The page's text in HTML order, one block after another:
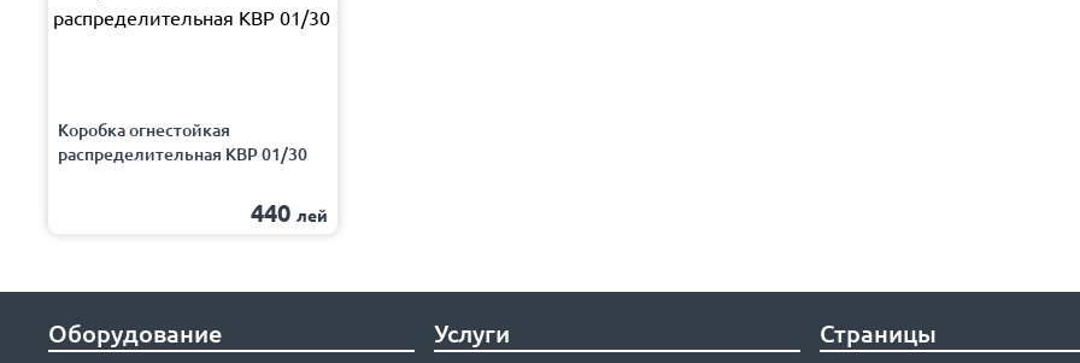
Коробка огнестойкая
распределительная КВР 01/30
440 лей
Оборудование Услуги Страницы